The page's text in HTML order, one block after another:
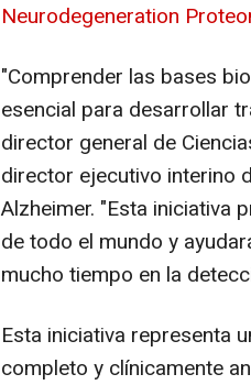
Neurodegeneration
"Comprender las bases
esencial para desarrollar
director general de
director ejecutivo interino
Alzheimer. "Esta iniciativa
de todo el mundo y
mucho tiempo en la
Esta iniciativa representa
completo y clínicamente